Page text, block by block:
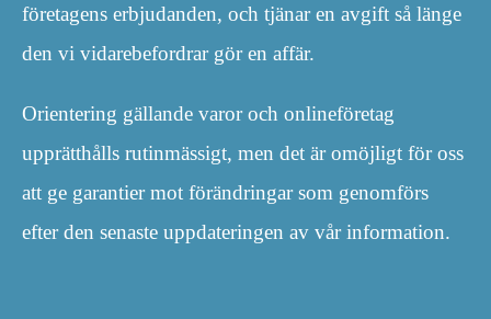
företagens erbjudanden, och tjänar en avgift så länge
den vi vidarebefordrar gör en affär.
Orientering gällande varor och onlineföretag
upprätthålls rutinmässigt, men det är omöjligt för oss
att ge garantier mot förändringar som genomförs
efter den senaste uppdateringen av vår information.